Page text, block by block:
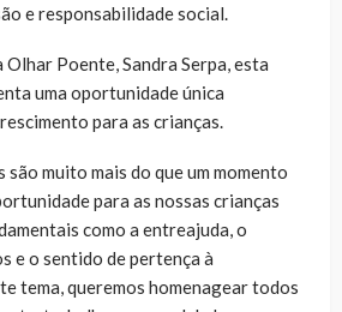
e responsabilidade social.
Poente, Sandra Serpa, esta
uma oportunidade única
para as crianças.
são muito mais do que um momento
para as nossas crianças
como a entreajuda, o
e o sentido de pertença à
tema, queremos homenagear todos